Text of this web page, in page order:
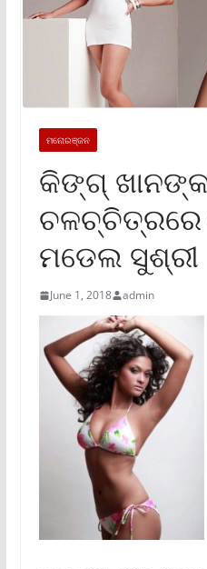
ମନୋରଞ୍ଜନ
କିଙ୍ଗ୍
ମଡେଲ ସୁଶ୍ରୀ
June 1, 2018 admin